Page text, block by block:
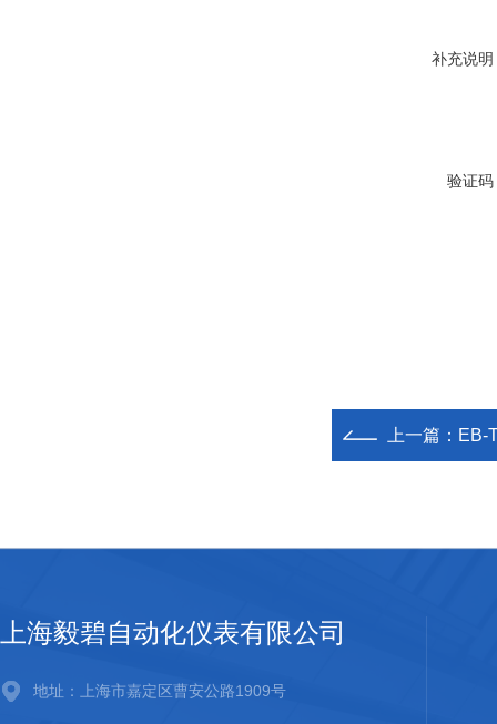
补充说明
验证码
上一篇： EB-
上海毅碧自动化仪表有限公司
地址：上海市嘉定区曹安公路1909号